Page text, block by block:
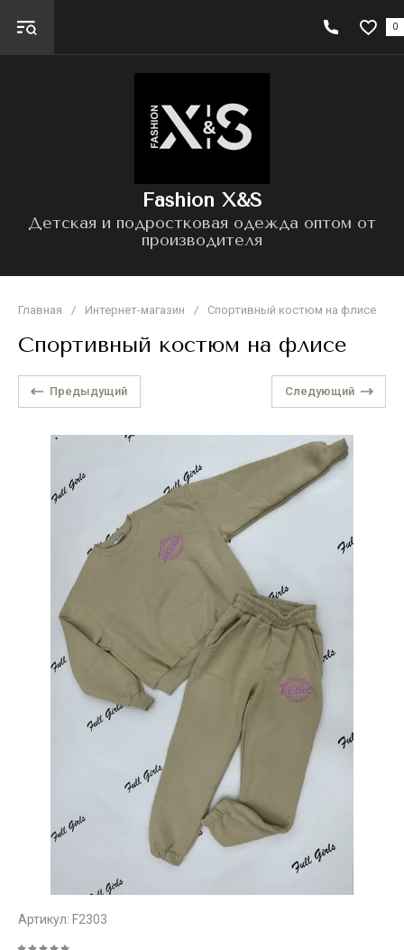
0
Fashion X&S
Детская и подростковая одежда оптом от
производителя
Главная / Интернет-магазин / Спортивный костюм на флисе
Спортивный костюм на флисе
Предыдущий Следующий
Артикул: F2303